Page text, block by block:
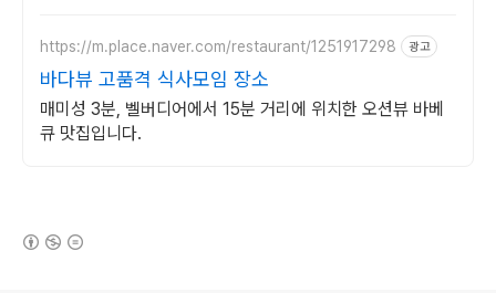
https://m.place.naver.com/restaurant/1251917298 광고
바다뷰 고품격 식사모임 장소
매미성 3분, 벨버디어에서 15분 거리에 위치한 오션뷰 바베
큐 맛집입니다.